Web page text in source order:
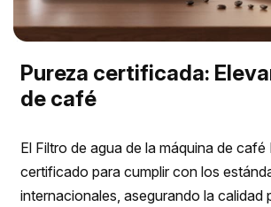
Pureza certificada:
de café
El Filtro de agua de la máquina de
certificado para cumplir con los
internacionales, asegurando la calidad